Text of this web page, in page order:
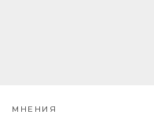
МНЕНИЯ